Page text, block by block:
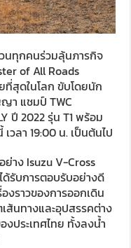
นทุกคนร่วมลุ้นภารกิจ
of All Roads
ที่สุดในโลก ขับโดยนัก
แชมป์ TWC
ปี 2022 รุ่น T1 พร้อม
วลา 19:00 น. เป็นต้นไป
ย่าง Isuzu V-Cross
ด้รับการตอบรับอย่างดี
งราวของการออกเดิน
ส้นทางและอุปสรรคต่าง
ประเทศไทย ทั้งลงน้ำ